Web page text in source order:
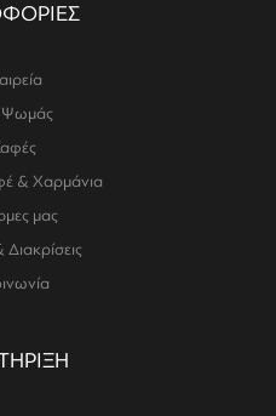
Ψωμάς
& Χαρμάνια
μας